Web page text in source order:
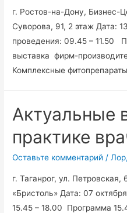
г. Ростов-на-Дону, Бизнес-
Суворова, 91, 2 этаж Дата:
проведения: 09.45 – 11.50
выставка фирм-
Комплексные
Актуальные
практике
Оставьте комментарий /Лор
г. Таганрог, ул.
«Бристоль» Дата: 07
15.45 – 18.00 Программа